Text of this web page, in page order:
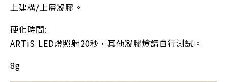
上建構/上層凝膠。
硬化時間:
ARTiS LED燈照射20秒，其他凝膠燈請自行測試。
8g